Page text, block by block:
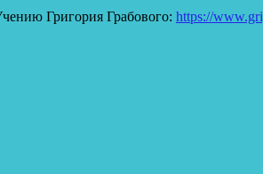
Григория Грабового: https://